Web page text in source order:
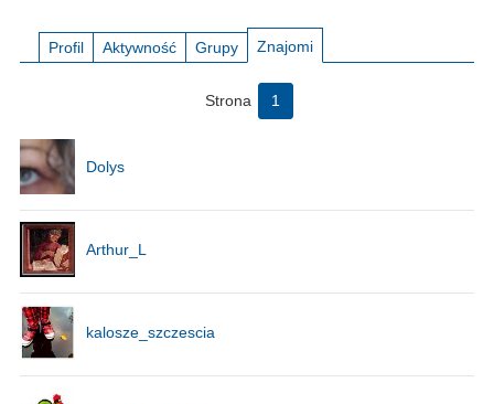
Profil Aktywność Grupy Znajomi
Strona 1
Dolys
Arthur_L
kalosze_szczescia